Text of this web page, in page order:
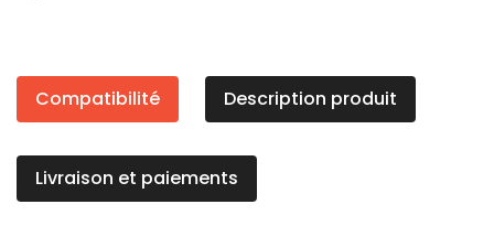
Compatibilité Description produit
Livraison et paiements